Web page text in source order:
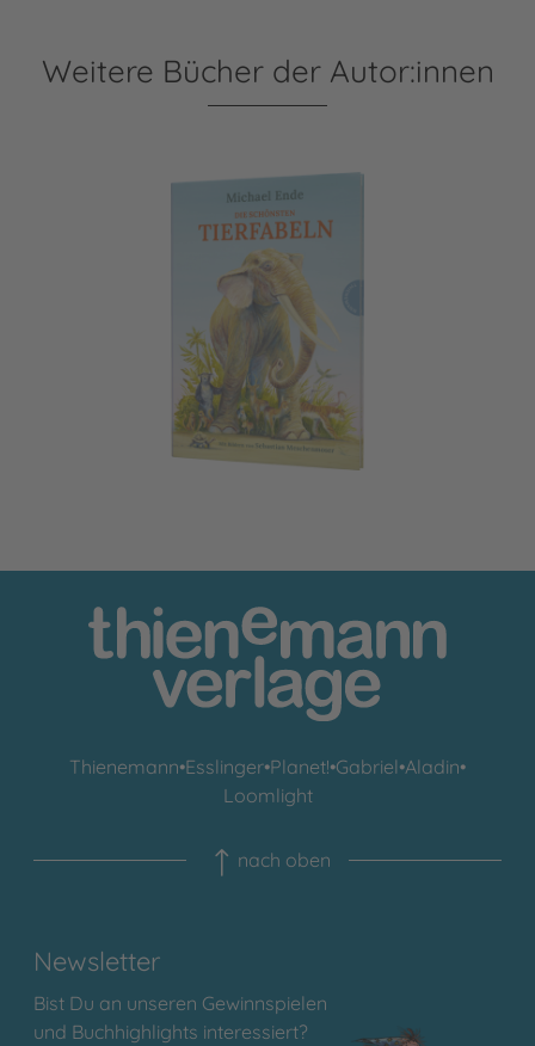
Weitere Bücher der Autor:innen
Die schönsten Tierfabeln
Thienemann•Esslinger•Planet!•Gabriel•Aladin•
Loomlight
nach oben
Newsletter
Bist Du an unseren Gewinnspielen
und Buchhighlights interessiert?